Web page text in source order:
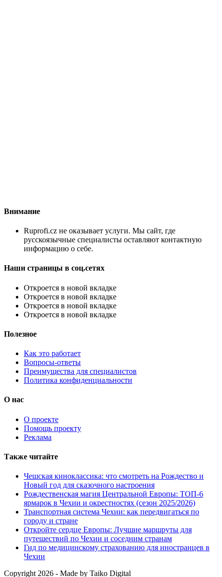
Внимание
Ruprofi.cz не оказывает услуги. Мы сайт, где
русскоязычные специалисты оставляют контактную
информацию о себе.
Наши страницы в соц.сетях
Откроется в новой вкладке
Откроется в новой вкладке
Откроется в новой вкладке
Откроется в новой вкладке
Полезное
Как это работает
Вопросы-ответы
Преимущества для специалистов
Политика конфиденциальности
О нас
О проекте
Помощь проекту
Реклама
Также читайте
Чешская киноклассика: что смотреть на Рождество и
Новый год для сказочного настроения
Рождественская магия Центральной Европы: ТОП-6
ярмарок в Чехии и окрестностях (сезон 2025/2026)
Транспортная система Чехии: как передвигаться по
городу и стране
Откройте сердце Европы: Лучшие маршруты для
путешествий по Чехии и соседним странам
Гид по медицинскому страхованию для иностранцев в
Чехии
Copyright 2026 - Made by Taiko Digital